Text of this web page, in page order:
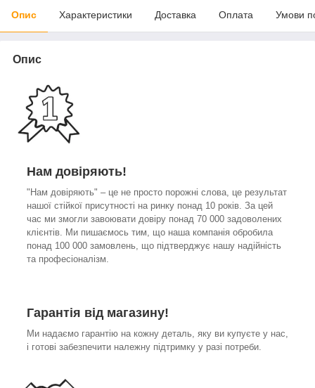
Опис Характеристики Доставка Оплата Умови
Опис
Нам довіряють!
"Нам довіряють" – це не просто порожні слова, це результат
нашої стійкої присутності на ринку понад 10 років. За цей
час ми змогли завоювати довіру понад 70 000 задоволених
клієнтів. Ми пишаємось тим, що наша компанія обробила
понад 100 000 замовлень, що підтверджує нашу надійність
та професіоналізм.
Гарантія від магазину!
Ми надаємо гарантію на кожну деталь, яку ви купуєте у нас,
і готові забезпечити належну підтримку у разі потреби.